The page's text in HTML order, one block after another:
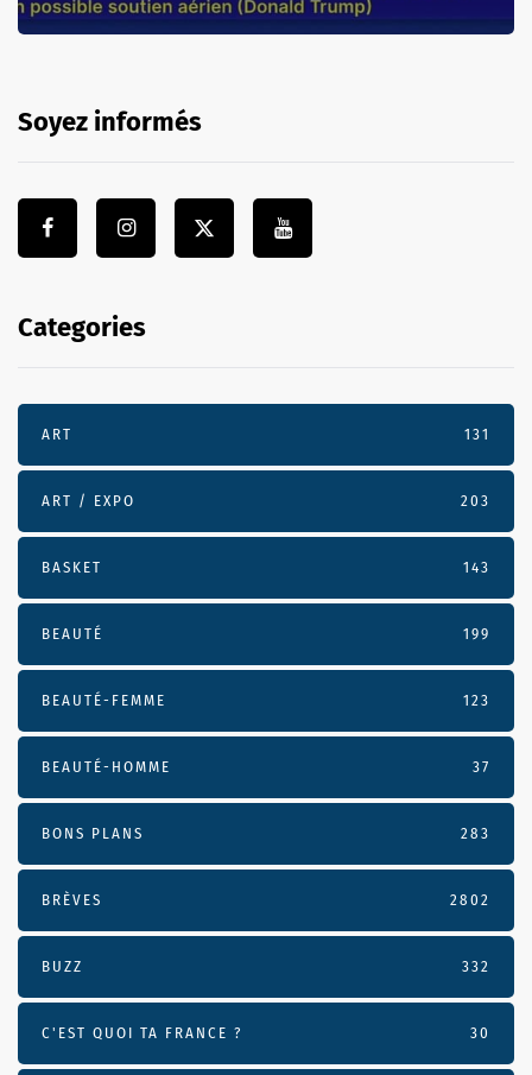
Soyez informés
Categories
ART 131
ART / EXPO 203
BASKET 143
BEAUTÉ 199
BEAUTÉ-FEMME 123
BEAUTÉ-HOMME 37
BONS PLANS 283
BRÈVES 2802
BUZZ 332
C'EST QUOI TA FRANCE ? 30